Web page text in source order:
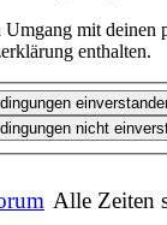
mit deinen
enthalten.
Alle Zeiten